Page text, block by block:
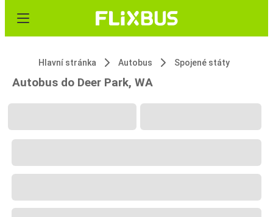
Hlavní stránka Autobus Spojené státy
Autobus do Deer Park, WA